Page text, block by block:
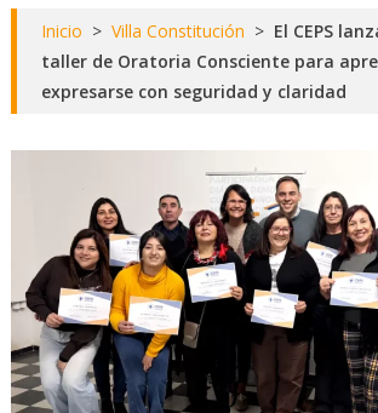
Inicio > Villa Constitución > El CEPS
taller de Oratoria Consciente para
expresarse con seguridad y claridad